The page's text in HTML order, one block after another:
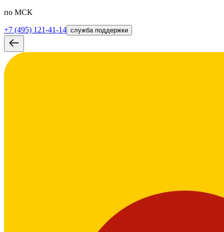
по МСК
+7 (495) 121-41-14 служба поддержки